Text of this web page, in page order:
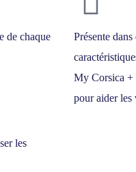
de chaque
les
Présente
My Corsica +
pour aider les